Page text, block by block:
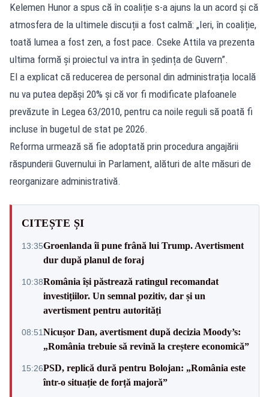
Kelemen Hunor a spus că în coaliție s-a ajuns la un acord și că
atmosfera de la ultimele discuții a fost calmă: „Ieri, în coaliție,
toată lumea a fost zen, a fost pace. Cseke Attila va prezenta
ultima formă și proiectul va intra în ședința de Guvern”.
El a explicat că reducerea de personal din administrația locală
nu va putea depăși 20% și că vor fi modificate plafoanele
prevăzute în Legea 63/2010, pentru ca noile reguli să poată fi
incluse în bugetul de stat pe 2026.
Reforma urmează să fie adoptată prin procedura angajării
răspunderii Guvernului în Parlament, alături de alte măsuri de
reorganizare administrativă.
CITEȘTE ȘI
13:35Groenlanda îi pune frână lui Trump. Avertisment
dur după planul de foraj
10:38România își păstrează ratingul recomandat
investițiilor. Un semnal pozitiv, dar și un
avertisment pentru autorități
08:51Nicușor Dan, avertisment după decizia Moody’s:
„România trebuie să revină la creștere economică”
15:26PSD, replică dură pentru Bolojan: „România este
într-o situație de forță majoră”